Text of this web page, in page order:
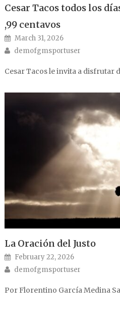
Cesar Tacos todos los
,99 centavos
Posted on
March 31, 2026
Author
demofgmsportuser
Cesar Tacos le invita a disfrutar
La Oración del Justo
Posted on
February 22, 2026
Author
demofgmsportuser
Por Florentino García Medina